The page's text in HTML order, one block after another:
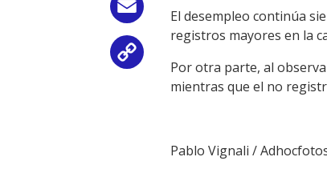
Email
Link
El desempleo continúa
registros mayores en la
Por otra parte, al
mientras que el no
Pablo Vignali /